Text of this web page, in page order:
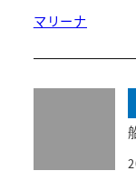
マリーナ